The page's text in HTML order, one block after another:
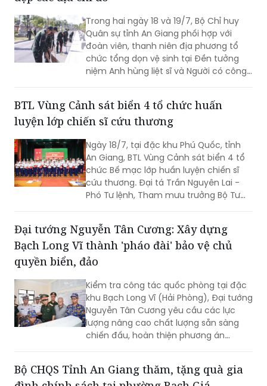
Trong hai ngày 18 và 19/7, Bộ Chỉ huy
Quân sự tỉnh An Giang phối hợp với
đoàn viên, thanh niên địa phương tổ
chức tổng dọn vệ sinh tại Đền tưởng
niệm Anh hùng liệt sĩ và Người có công
BTL Vùng Cảnh sát biển 4 tổ chức huấn
luyện lớp chiến sĩ cứu thương
Ngày 18/7, tại đặc khu Phú Quốc, tỉnh
An Giang, BTL Vùng Cảnh sát biển 4 tổ
chức Bế mạc lớp huấn luyện chiến sĩ
cứu thương. Đại tá Trần Nguyên Lai -
Phó Tư lệnh, Tham mưu trưởng Bộ Tư
Đại tướng Nguyễn Tân Cương: Xây dựng
Bạch Long Vĩ thành 'pháo đài' bảo vệ chủ
quyền biển, đảo
Kiểm tra công tác quốc phòng tại đặc
khu Bạch Long Vĩ (Hải Phòng), Đại tướng
Nguyễn Tân Cương yêu cầu các lực
lượng nâng cao chất lượng sẵn sàng
chiến đấu, hoàn thiện phương án
biển với củng cố quốc phòng, an ninh.
Bộ CHQS Tỉnh An Giang thăm, tặng quà gia